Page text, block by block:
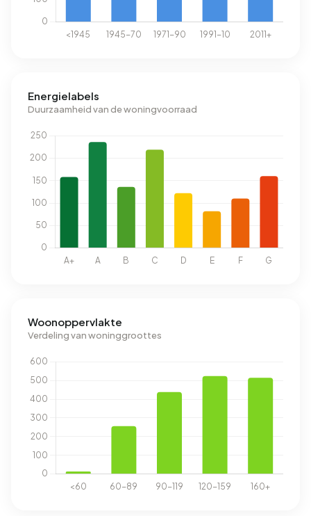
Energielabels
Duurzaamheid van de woningvoorraad
Woonoppervlakte
Verdeling van woninggroottes